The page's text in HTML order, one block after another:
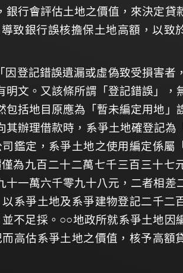
行會評估土地之價值，來決定貸
致銀行誤核擔保土地高額，以致
登記錯誤遺漏或虛偽致受損害者
文。又該條所謂「登記錯誤」，
括地目原應為「暫未編定用地」
其辦理借款時，系爭土地確登記為
鑑定，系爭土地之使用編定係屬
為九百二十二萬七千三百三十七
十一萬六千零九十八元，二者相差
系爭土地及系爭建物登記二千二
不足採。○○地政所就系爭土地因
高估系爭土地之價值，核予高額